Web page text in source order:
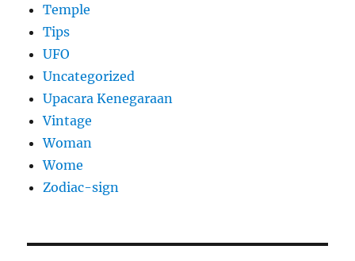
Temple
Tips
UFO
Uncategorized
Upacara Kenegaraan
Vintage
Woman
Wome
Zodiac-sign